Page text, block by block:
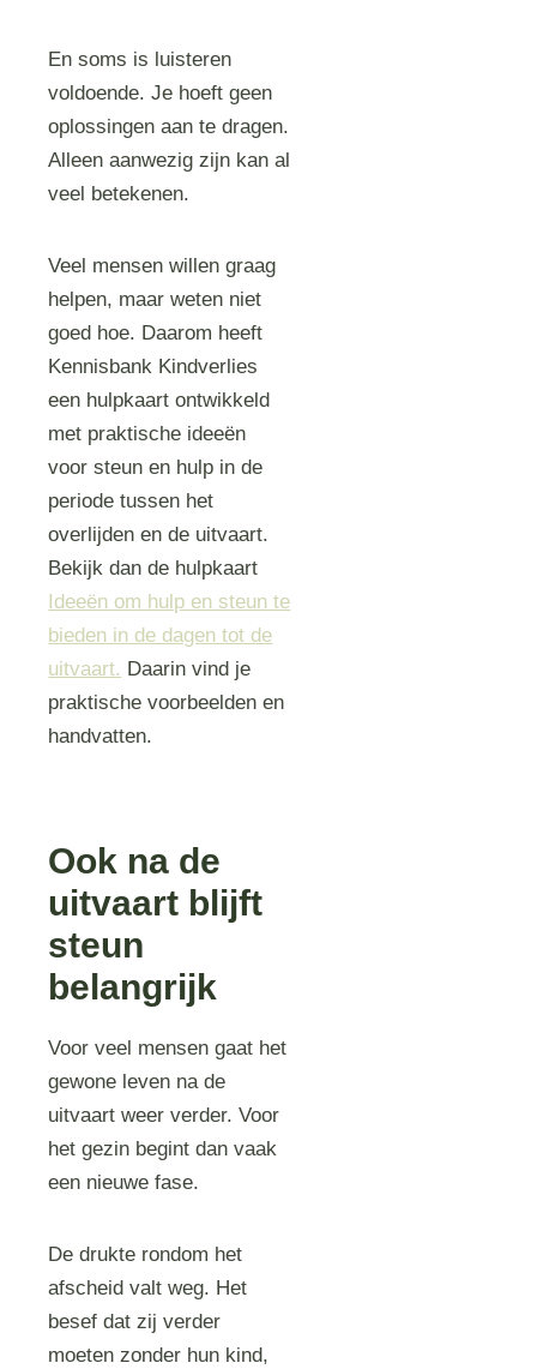
En soms is luisteren
voldoende. Je hoeft geen
oplossingen aan te dragen.
Alleen aanwezig zijn kan al
veel betekenen.
Veel mensen willen graag
helpen, maar weten niet
goed hoe. Daarom heeft
Kennisbank Kindverlies
een hulpkaart ontwikkeld
met praktische ideeën
voor steun en hulp in de
periode tussen het
overlijden en de uitvaart.
Bekijk dan de hulpkaart
Ideeën om hulp en steun te
bieden in de dagen tot de
uitvaart. Daarin vind je
praktische voorbeelden en
handvatten.
Ook na de
uitvaart blijft
steun
belangrijk
Voor veel mensen gaat het
gewone leven na de
uitvaart weer verder. Voor
het gezin begint dan vaak
een nieuwe fase.
De drukte rondom het
afscheid valt weg. Het
besef dat zij verder
moeten zonder hun kind,